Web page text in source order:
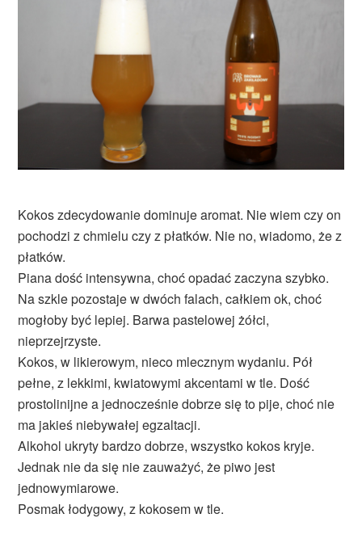
Kokos zdecydowanie dominuje aromat. Nie wiem czy on
pochodzi z chmielu czy z płatków. Nie no, wiadomo, że z
płatków.
Piana dość intensywna, choć opadać zaczyna szybko.
Na szkle pozostaje w dwóch falach, całkiem ok, choć
mogłoby być lepiej. Barwa pastelowej żółci,
nieprzejrzyste.
Kokos, w likierowym, nieco mlecznym wydaniu. Pół
pełne, z lekkimi, kwiatowymi akcentami w tle. Dość
prostolinijne a jednocześnie dobrze się to pije, choć nie
ma jakieś niebywałej egzaltacji.
Alkohol ukryty bardzo dobrze, wszystko kokos kryje.
Jednak nie da się nie zauważyć, że piwo jest
jednowymiarowe.
Posmak łodygowy, z kokosem w tle.